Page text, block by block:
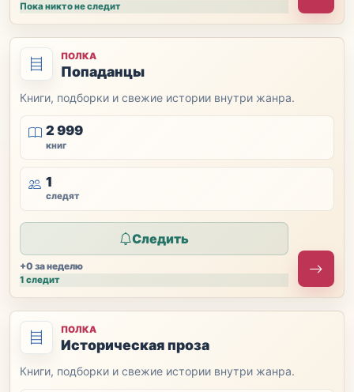
Пока никто не следит
ПОЛКА
Попаданцы
Книги, подборки и свежие истории внутри жанра.
2 999
книг
1
следят
Следить
+0 за неделю
1 следит
ПОЛКА
Историческая проза
Книги, подборки и свежие истории внутри жанра.